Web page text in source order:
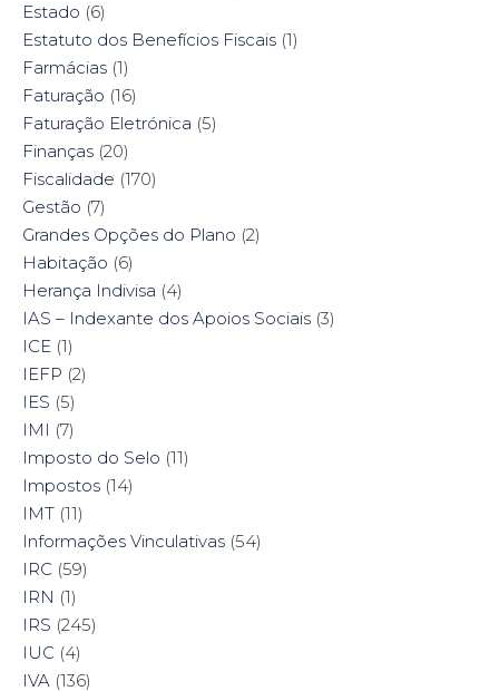
Estado (6)
Estatuto dos Benefícios Fiscais (1)
Farmácias (1)
Faturação (16)
Faturação Eletrónica (5)
Finanças (20)
Fiscalidade (170)
Gestão (7)
Grandes Opções do Plano (2)
Habitação (6)
Herança Indivisa (4)
IAS – Indexante dos Apoios Sociais (3)
ICE (1)
IEFP (2)
IES (5)
IMI (7)
Imposto do Selo (11)
Impostos (14)
IMT (11)
Informações Vinculativas (54)
IRC (59)
IRN (1)
IRS (245)
IUC (4)
IVA (136)